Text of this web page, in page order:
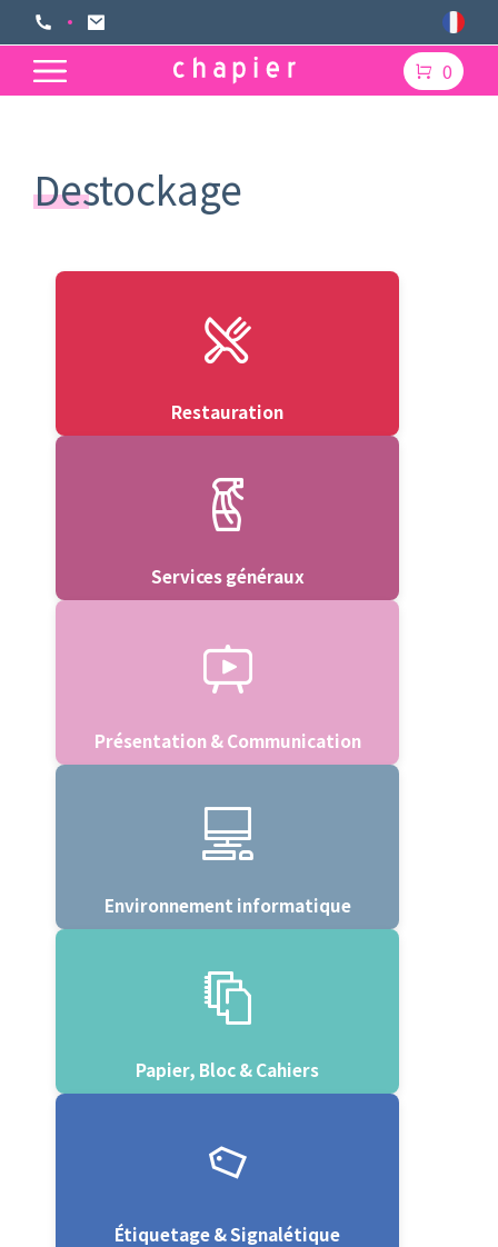
0
Destockage
Restauration
Services généraux
Présentation & Communication
Environnement informatique
Papier, Bloc & Cahiers
Étiquetage & Signalétique